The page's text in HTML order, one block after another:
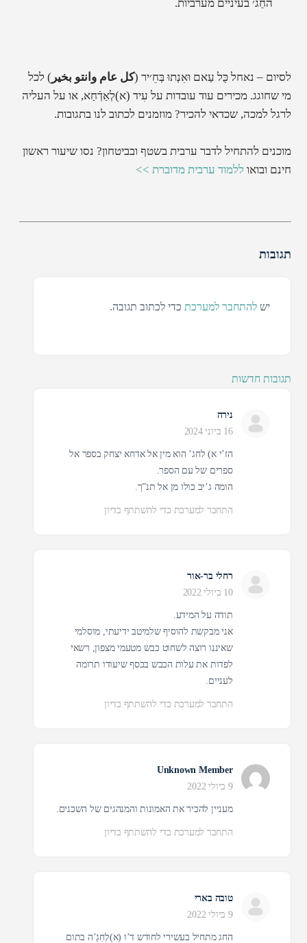
החַג׳ בעיניים מערביות.
לסיום – נאחלכֻּל עַאם וּאִנְתוּ בְּחֵ׳יר ( كل عام وانتو بخير) לכל
מי שחוגג.מכירים עוד עובדות על עִיד (א)לְאַדְֿחַא, או על העליה
לרגל למכה, שכדאי להכיר? מוזמנים לכתוב לנו בתגובות.
מוכנים להתחיל לדבר ערבית בשטף ובביטחון? נסו שיעור ראשון
חינם ובואוללמוד ערבית מדוברת >>
תגובות
ישלהתחבר למערכתכדי לכתוב תגובה.
תגובות חדשות
נירה
16 ביוני 2024
הז’י א) לחג’ הוא מין אל אדחא יצחק בספר אל
ספרים של עם הספר.
הומה ג’יב כולו מן אל תנ”ך.
התחבר למערכת כדי להשתתף בדיון
רחלי בר-אור
10 ביולי 2022
תודה על המידע.
אני מבקשת להוסיף שלמיטב ידיעתי, מוסלמי
שאיננו רוצה לשחוט כבש מטעמי מצפון, רשאי
לפדות את עלות הכבש בכסף שיעודו תרומה
לעניים.
התחבר למערכת כדי להשתתף בדיון
Unknown Member
מעניין להכיר את האמונות והמנהגים של השכנים.
התחבר למערכת כדי להשתתף בדיון
טובה בארי
החג מתחיל בעשירי לחודש ד’וּ (א)לְחִגַ’ה בתום